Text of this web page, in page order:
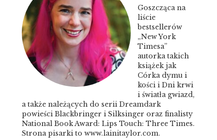
Goszcząca na
liście
bestsellerów
„New York
Timesa”
autorka takich
książek jak
Córka dymu i
kości i Dni krwi
i światła gwiazd,
a także należących do serii Dreamdark
powieści Blackbringer i Silksinger oraz finalisty
National Book Award: Lips Touch: Three Times.
Strona pisarki to www.lainitaylor.com.